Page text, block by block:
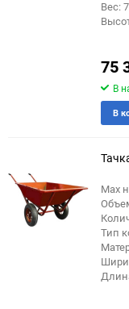
Вес:
75
В
В
Max
Тип